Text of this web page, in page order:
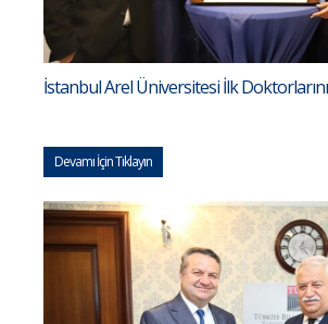
İstanbul Arel Üniversitesi İlk
Devamı İçin Tıklayın